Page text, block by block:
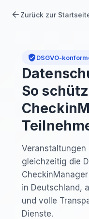
arrow_back Zurück zur
verified_userDSGVO-
So
Veranstaltungen
gleichzeitig die
in Deutschland,
und volle
Dienste.